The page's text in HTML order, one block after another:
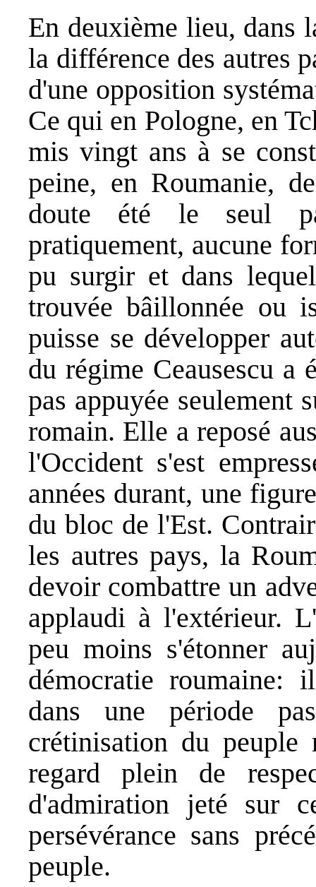
En deuxième lieu, dans
la différence des autres
d'une opposition
Ce qui en Pologne, en
mis vingt ans à se
peine, en Roumanie,
doute été le seul
pratiquement, aucune
pu surgir et dans
trouvée bâillonnée ou
puisse se développer
du régime Ceausescu a
pas appuyée seulement
romain. Elle a reposé
l'Occident s'est
années durant, une
du bloc de l'Est.
les autres pays, la
devoir combattre un
applaudi à l'extérieur.
peu moins s'étonner
démocratie roumaine:
dans une période
crétinisation du peuple
regard plein de
d'admiration jeté sur
persévérance sans
peuple.